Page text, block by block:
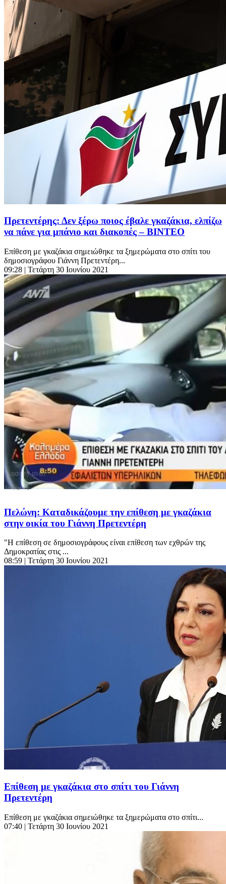
Πρετεντέρης: Δεν ξέρω ποιος έβαλε γκαζάκια, ελπίζω
να πάνε για μπάνιο και διακοπές – ΒΙΝΤΕΟ
Επίθεση με γκαζάκια σημειώθηκε τα ξημερώματα στο σπίτι του
δημοσιογράφου Γιάννη Πρετεντέρη...
09:28 | Τετάρτη 30 Ιουνίου 2021
Πελώνη: Καταδικάζουμε την επίθεση με γκαζάκια
στην οικία του Γιάννη Πρετεντέρη
"Η επίθεση σε δημοσιογράφους είναι επίθεση των εχθρών της
Δημοκρατίας στις ...
08:59 | Τετάρτη 30 Ιουνίου 2021
Επίθεση με γκαζάκια στο σπίτι του Γιάννη
Πρετεντέρη
Επίθεση με γκαζάκια σημειώθηκε τα ξημερώματα στο σπίτι...
07:40 | Τετάρτη 30 Ιουνίου 2021